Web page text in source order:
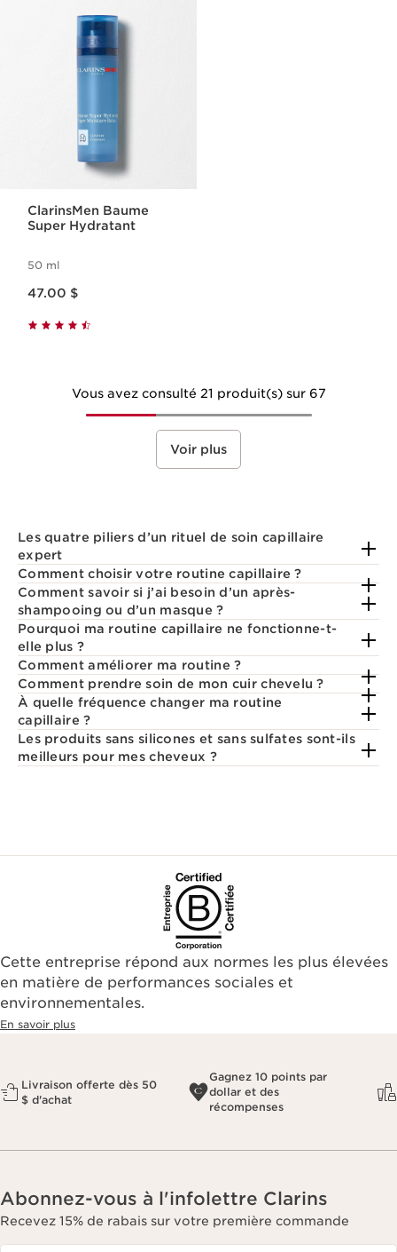
ClarinsMen Baume
Super Hydratant
50 ml
47.00 $
Vous avez consulté 21 produit(s) sur 67
Voir plus
Les quatre piliers d’un rituel de soin capillaire
expert
Comment choisir votre routine capillaire ?
Comment savoir si j’ai besoin d’un après-
shampooing ou d’un masque ?
Pourquoi ma routine capillaire ne fonctionne-t-
elle plus ?
Comment améliorer ma routine ?
Comment prendre soin de mon cuir chevelu ?
À quelle fréquence changer ma routine
capillaire ?
Les produits sans silicones et sans sulfates sont-ils
meilleurs pour mes cheveux ?
Cette entreprise répond aux normes les plus élevées
en matière de performances sociales et
environnementales.​
En savoir plus
Livraison offerte dès 50
$ d'achat
Gagnez 10 points par
dollar et des
récompenses
Abonnez-vous à l'infolettre Clarins
Recevez 15% de rabais sur votre première commande